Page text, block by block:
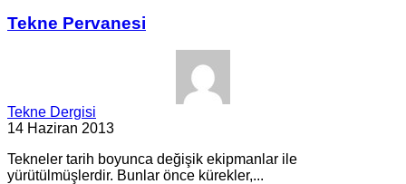
Tekne Pervanesi
Tekne Dergisi
14 Haziran 2013
Tekneler tarih boyunca değişik ekipmanlar ile
yürütülmüşlerdir. Bunlar önce kürekler,...